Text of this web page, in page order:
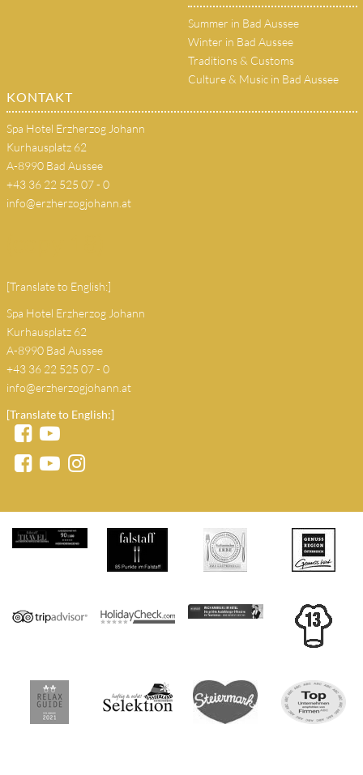
Summer in Bad Aussee
Winter in Bad Aussee
Traditions & Customs
Culture & Music in Bad Aussee
KONTAKT
Spa Hotel Erzherzog Johann
Kurhausplatz 62
A-8990 Bad Aussee
+43 36 22 525 07 - 0
info@erzherzogjohann.at
[Translate to English:]
Spa Hotel Erzherzog Johann
Kurhausplatz 62
A-8990 Bad Aussee
+43 36 22 525 07 - 0
info@erzherzogjohann.at
[Translate to English:]